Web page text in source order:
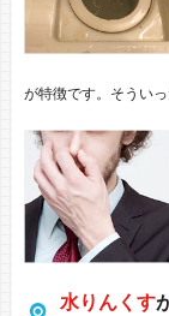
が特徴です。そうい
水りんくす